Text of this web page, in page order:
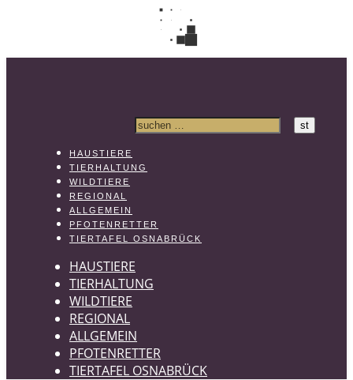
HAUSTIERE
TIERHALTUNG
WILDTIERE
REGIONAL
ALLGEMEIN
PFOTENRETTER
TIERTAFEL OSNABRÜCK
HAUSTIERE
TIERHALTUNG
WILDTIERE
REGIONAL
ALLGEMEIN
PFOTENRETTER
TIERTAFEL OSNABRÜCK